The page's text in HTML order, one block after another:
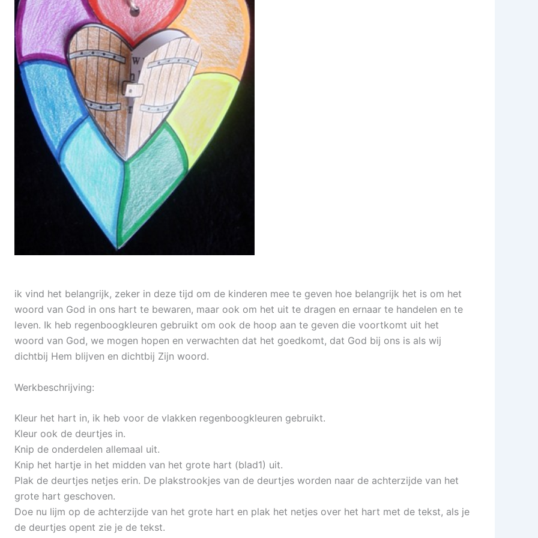
ik vind het belangrijk, zeker in deze tijd om de kinderen mee te geven hoe belangrijk het is om het
woord van God in ons hart te bewaren, maar ook om het uit te dragen en ernaar te handelen en te
leven. Ik heb regenboogkleuren gebruikt om ook de hoop aan te geven die voortkomt uit het
woord van God, we mogen hopen en verwachten dat het goedkomt, dat God bij ons is als wij
dichtbij Hem blijven en dichtbij Zijn woord.
Werkbeschrijving:
Kleur het hart in, ik heb voor de vlakken regenboogkleuren gebruikt.
Kleur ook de deurtjes in.
Knip de onderdelen allemaal uit.
Knip het hartje in het midden van het grote hart (blad1) uit.
Plak de deurtjes netjes erin. De plakstrookjes van de deurtjes worden naar de achterzijde van het
grote hart geschoven.
Doe nu lijm op de achterzijde van het grote hart en plak het netjes over het hart met de tekst, als je
de deurtjes opent zie je de tekst.